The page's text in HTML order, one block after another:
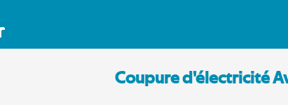
Coupure d'électricité